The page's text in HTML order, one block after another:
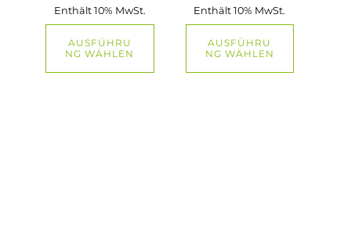
Enthält 10% MwSt.
AUSFÜHRU
NG WÄHLEN
Enthält 10% MwSt.
AUSFÜHRU
NG WÄHLEN